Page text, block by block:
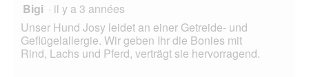
Bigi · il y a 3 années
Unser Hund Josy leidet an einer Getreide- und
Geflügelallergie. Wir geben Ihr die Bonies mit
Rind, Lachs und Pferd, verträgt sie hervorragend.